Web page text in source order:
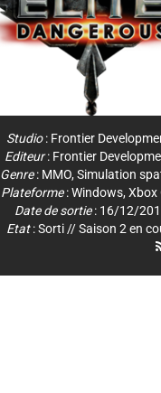
Studio: Frontier
Editeur: Frontier
Genre: MMO, Simulation
Plateforme:Windows, Xbox
Date de sortie: 16/12/
Etat: Sorti // Saison 2 en